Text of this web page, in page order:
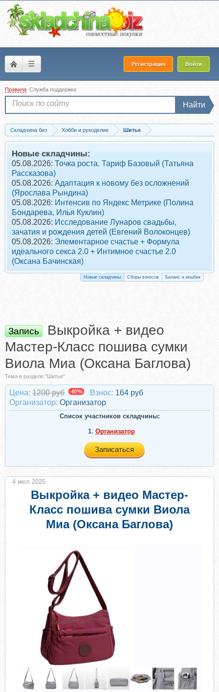
☰ Регистрация Войти
Правила Служба поддержки
Найти
Складчина биз Хобби и рукоделие
Шитье
Запись Выкройка + видео Мастер-Класс пошива сумки Виола Миа (Оксана
Новые складчины:
05.08.2026: Точка роста. Тариф Базовый (Татьяна
Рассказова)
05.08.2026: Адаптация к новому без осложнений
(Ярослава Рындина)
05.08.2026: Интенсив по Яндекс Метрике (Полина
Бондарева, Илья Куклин)
05.08.2026: Исследование Лунаров свадьбы,
зачатия и рождения детей (Евгений Волоконцев)
05.08.2026: Элементарное счастье + Формула
идеального секса 2.0 + Интимное счастье 2.0
(Оксана Бачинская)
Новые складчины Сборы взносов Баланс и кешбек
Запись
Выкройка + видео
Мастер-Класс пошива сумки
Виола Миа (Оксана Баглова)
Тема в разделе "Шитье"
Цена: 1200 руб -87% Взнос: 164 руб
Организатор: Организатор
Список участников складчины:
1. Организатор
Записаться
Выкройка + видео Мастер-
Класс пошива сумки Виола
Миа (Оксана Баглова)
4 июл 2025